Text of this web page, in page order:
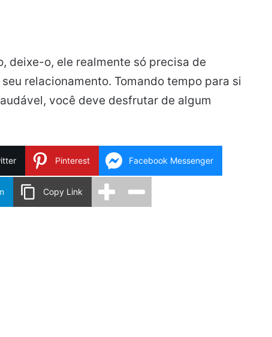
deixe-o, ele realmente só precisa de
relacionamento. Tomando tempo para si
você deve desfrutar de algum
Pinterest Facebook Messenger
Copy Link